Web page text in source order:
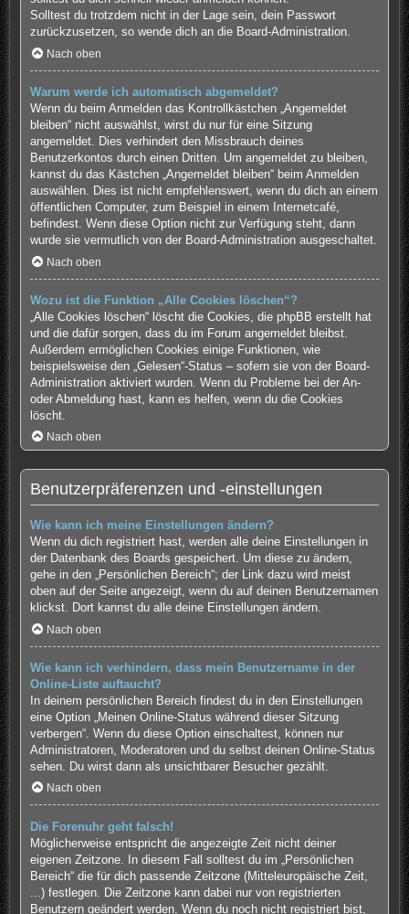
Solltest du trotzdem nicht in der Lage sein, dein Passwort
zurückzusetzen, so wende dich an die Board-Administration.
Nach oben
Warum werde ich automatisch abgemeldet?
Wenn du beim Anmelden das Kontrollkästchen „Angemeldet
bleiben“ nicht auswählst, wirst du nur für eine Sitzung
angemeldet. Dies verhindert den Missbrauch deines
Benutzerkontos durch einen Dritten. Um angemeldet zu bleiben,
kannst du das Kästchen „Angemeldet bleiben“ beim Anmelden
auswählen. Dies ist nicht empfehlenswert, wenn du dich an einem
öffentlichen Computer, zum Beispiel in einem Internetcafé,
befindest. Wenn diese Option nicht zur Verfügung steht, dann
wurde sie vermutlich von der Board-Administration ausgeschaltet.
Nach oben
Wozu ist die Funktion „Alle Cookies löschen“?
„Alle Cookies löschen“ löscht die Cookies, die phpBB erstellt hat
und die dafür sorgen, dass du im Forum angemeldet bleibst.
Außerdem ermöglichen Cookies einige Funktionen, wie
beispielsweise den „Gelesen“-Status – sofern sie von der Board-
Administration aktiviert wurden. Wenn du Probleme bei der An-
oder Abmeldung hast, kann es helfen, wenn du die Cookies
löscht.
Nach oben
Benutzerpräferenzen und -einstellungen
Wie kann ich meine Einstellungen ändern?
Wenn du dich registriert hast, werden alle deine Einstellungen in
der Datenbank des Boards gespeichert. Um diese zu ändern,
gehe in den „Persönlichen Bereich“; der Link dazu wird meist
oben auf der Seite angezeigt, wenn du auf deinen Benutzernamen
klickst. Dort kannst du alle deine Einstellungen ändern.
Nach oben
Wie kann ich verhindern, dass mein Benutzername in der
Online-Liste auftaucht?
In deinem persönlichen Bereich findest du in den Einstellungen
eine Option „Meinen Online-Status während dieser Sitzung
verbergen“. Wenn du diese Option einschaltest, können nur
Administratoren, Moderatoren und du selbst deinen Online-Status
sehen. Du wirst dann als unsichtbarer Besucher gezählt.
Nach oben
Die Forenuhr geht falsch!
Möglicherweise entspricht die angezeigte Zeit nicht deiner
eigenen Zeitzone. In diesem Fall solltest du im „Persönlichen
Bereich“ die für dich passende Zeitzone (Mitteleuropäische Zeit,
...) festlegen. Die Zeitzone kann dabei nur von registrierten
Benutzern geändert werden. Wenn du noch nicht registriert bist,